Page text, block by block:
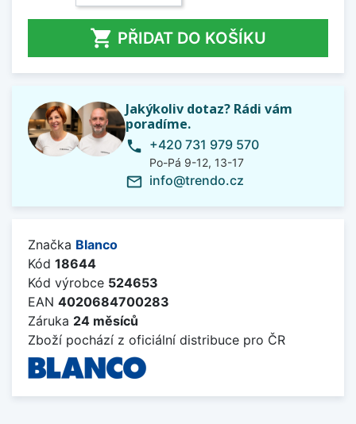
 PŘIDAT DO KOŠÍKU
Jakýkoliv dotaz? Rádi vám
poradíme.
phone +420 731 979 570
Po-Pá 9-12, 13-17
mail_outline info@trendo.cz
Značka Blanco
Kód 18644
Kód výrobce 524653
EAN 4020684700283
Záruka 24 měsíců
Zboží pochází z oficiální distribuce pro ČR